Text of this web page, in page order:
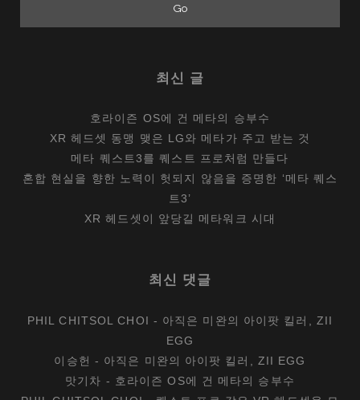
최신 글
호라이즌 OS에 건 메타의 승부수
XR 헤드셋 동맹 맺은 LG와 메타가 주고 받는 것
메타 퀘스트3를 퀘스트 프로처럼 만들다
혼합 현실을 향한 노력이 헛되지 않음을 증명한 ‘메타 퀘스
트3’
XR 헤드셋이 앞당길 메타워크 시대
최신 댓글
PHIL CHITSOL CHOI - 아직은 미완의 아이팟 킬러, ZII
EGG
이승헌 - 아직은 미완의 아이팟 킬러, ZII EGG
맛기차 - 호라이즌 OS에 건 메타의 승부수